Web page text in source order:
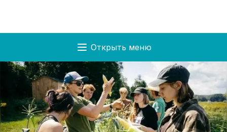
Открыть меню